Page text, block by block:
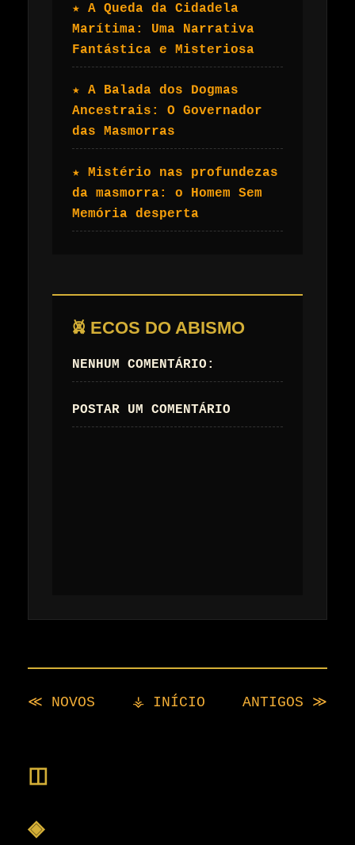
★ A Queda da Cidadela
Marítima: Uma Narrativa
Fantástica e Misteriosa
★ A Balada dos Dogmas
Ancestrais: O Governador
das Masmorras
★ Mistério nas profundezas
da masmorra: o Homem Sem
Memória desperta
𖤙 ECOS DO ABISMO
NENHUM COMENTÁRIO:
POSTAR UM COMENTÁRIO
≪ NOVOS ⚶ INÍCIO ANTIGOS ≫
◫
◈